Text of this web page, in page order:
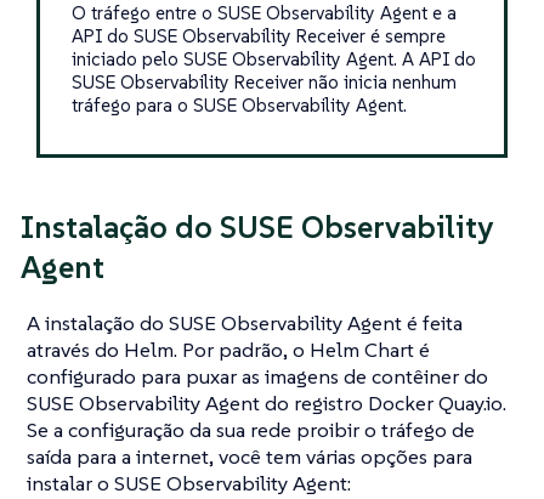
O tráfego entre o SUSE Observability Agent e a
API do SUSE Observability Receiver é sempre
iniciado pelo SUSE Observability Agent. A API do
SUSE Observability Receiver não inicia nenhum
tráfego para o SUSE Observability Agent.
Instalação do SUSE Observability
Agent
A instalação do SUSE Observability Agent é feita
através do Helm. Por padrão, o Helm Chart é
configurado para puxar as imagens de contêiner do
SUSE Observability Agent do registro Docker Quay.io.
Se a configuração da sua rede proibir o tráfego de
saída para a internet, você tem várias opções para
instalar o SUSE Observability Agent: